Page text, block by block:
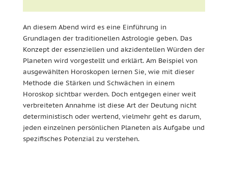
An diesem Abend wird es eine Einführung in
Grundlagen der traditionellen Astrologie geben. Das
Konzept der essenziellen und akzidentellen Würden der
Planeten wird vorgestellt und erklärt. Am Beispiel von
ausgewählten Horoskopen lernen Sie, wie mit dieser
Methode die Stärken und Schwächen in einem
Horoskop sichtbar werden. Doch entgegen einer weit
verbreiteten Annahme ist diese Art der Deutung nicht
deterministisch oder wertend, vielmehr geht es darum,
jeden einzelnen persönlichen Planeten als Aufgabe und
spezifisches Potenzial zu verstehen.